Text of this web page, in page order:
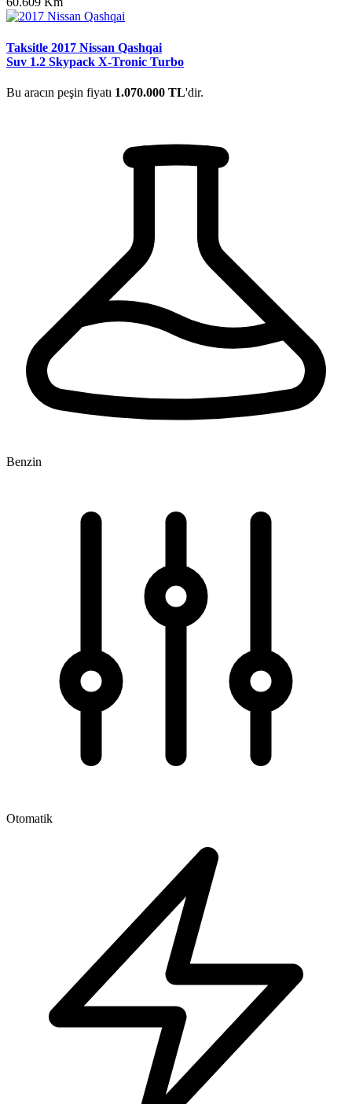
Taksitle 2017 Nissan Qashqai
Suv 1.2 Skypack X-Tronic Turbo
Bu aracın peşin fiyatı 1.070.000 TL'dir.
Benzin
Otomatik